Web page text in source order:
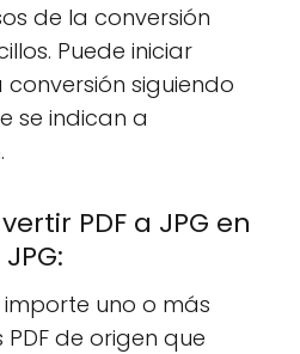
de la conversión
Puede iniciar
siguiendo
se indican a
PDF a JPG en
JPG:
importe uno o más
de origen que